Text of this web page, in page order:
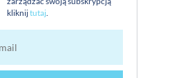
kliknijtutaj.